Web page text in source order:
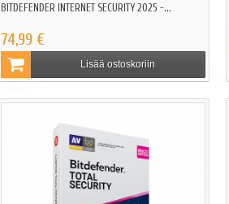
BITDEFENDER INTERNET SECURITY 2025 -...
74,99 €
Lisää ostoskoriin